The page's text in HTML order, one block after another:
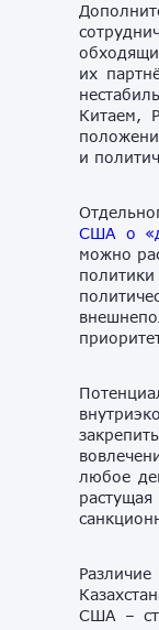
их
Китаем,
и
США о
можно
любое
США –